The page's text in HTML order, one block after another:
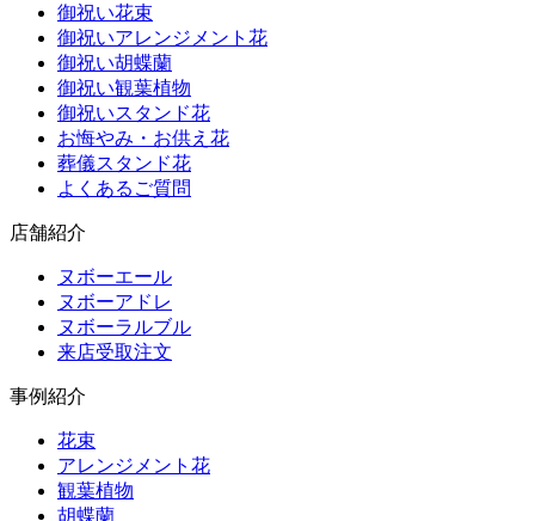
御祝い花束
御祝いアレンジメント花
御祝い胡蝶蘭
御祝い観葉植物
御祝いスタンド花
お悔やみ・お供え花
葬儀スタンド花
よくあるご質問
店舗紹介
ヌボーエール
ヌボーアドレ
ヌボーラルブル
来店受取注文
事例紹介
花束
アレンジメント花
観葉植物
胡蝶蘭